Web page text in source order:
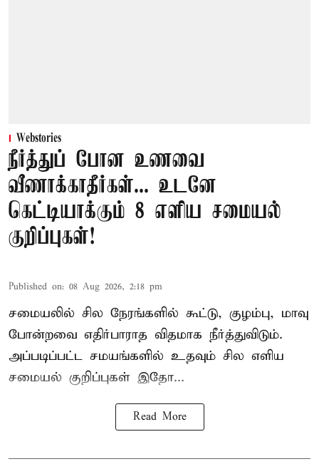
Webstories
நீர்த்துப் போன உணவை
வீணாக்காதீர்கள்... உடனே
கெட்டியாக்கும் 8 எளிய சமையல்
குறிப்புகள்!
Published on: 08 Aug 2026, 2:18 pm
சமையலில் சில நேரங்களில் கூட்டு, குழம்பு, மாவு
போன்றவை எதிர்பாராத விதமாக நீர்த்துவிடும்.
அப்படிப்பட்ட சமயங்களில் உதவும் சில எளிய
சமையல் குறிப்புகள் இதோ...
Read More